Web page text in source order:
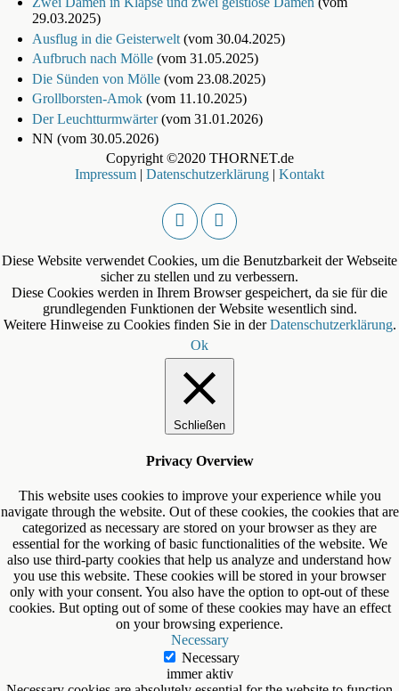
29.03.2025)
Ausflug in die Geisterwelt(vom 30.04.2025)
Aufbruch nach Mölle(vom 31.05.2025)
Die Sünden von Mölle(vom 23.08.2025)
Grollborsten-Amok(vom 11.10.2025)
Der Leuchtturmwärter(vom 31.01.2026)
NN (vom 30.05.2026)
Copyright ©2020 THORNET.de
Impressum | Datenschutzerklärung | Kontakt
Diese Website verwendet Cookies, um die Benutzbarkeit der Webseite
sicher zu stellen und zu verbessern.
Diese Cookies werden in Ihrem Browser gespeichert, da sie für die
grundlegenden Funktionen der Website wesentlich sind.
Weitere Hinweise zu Cookies finden Sie in derDatenschutzerklärung.
Ok
Schließen
Privacy Overview
This website uses cookies to improve your experience while you
navigate through the website. Out of these cookies, the cookies that are
categorized as necessary are stored on your browser as they are
essential for the working of basic functionalities of the website. We
also use third-party cookies that help us analyze and understand how
you use this website. These cookies will be stored in your browser
only with your consent. You also have the option to opt-out of these
cookies. But opting out of some of these cookies may have an effect
on your browsing experience.
Necessary
Necessary
immer aktiv